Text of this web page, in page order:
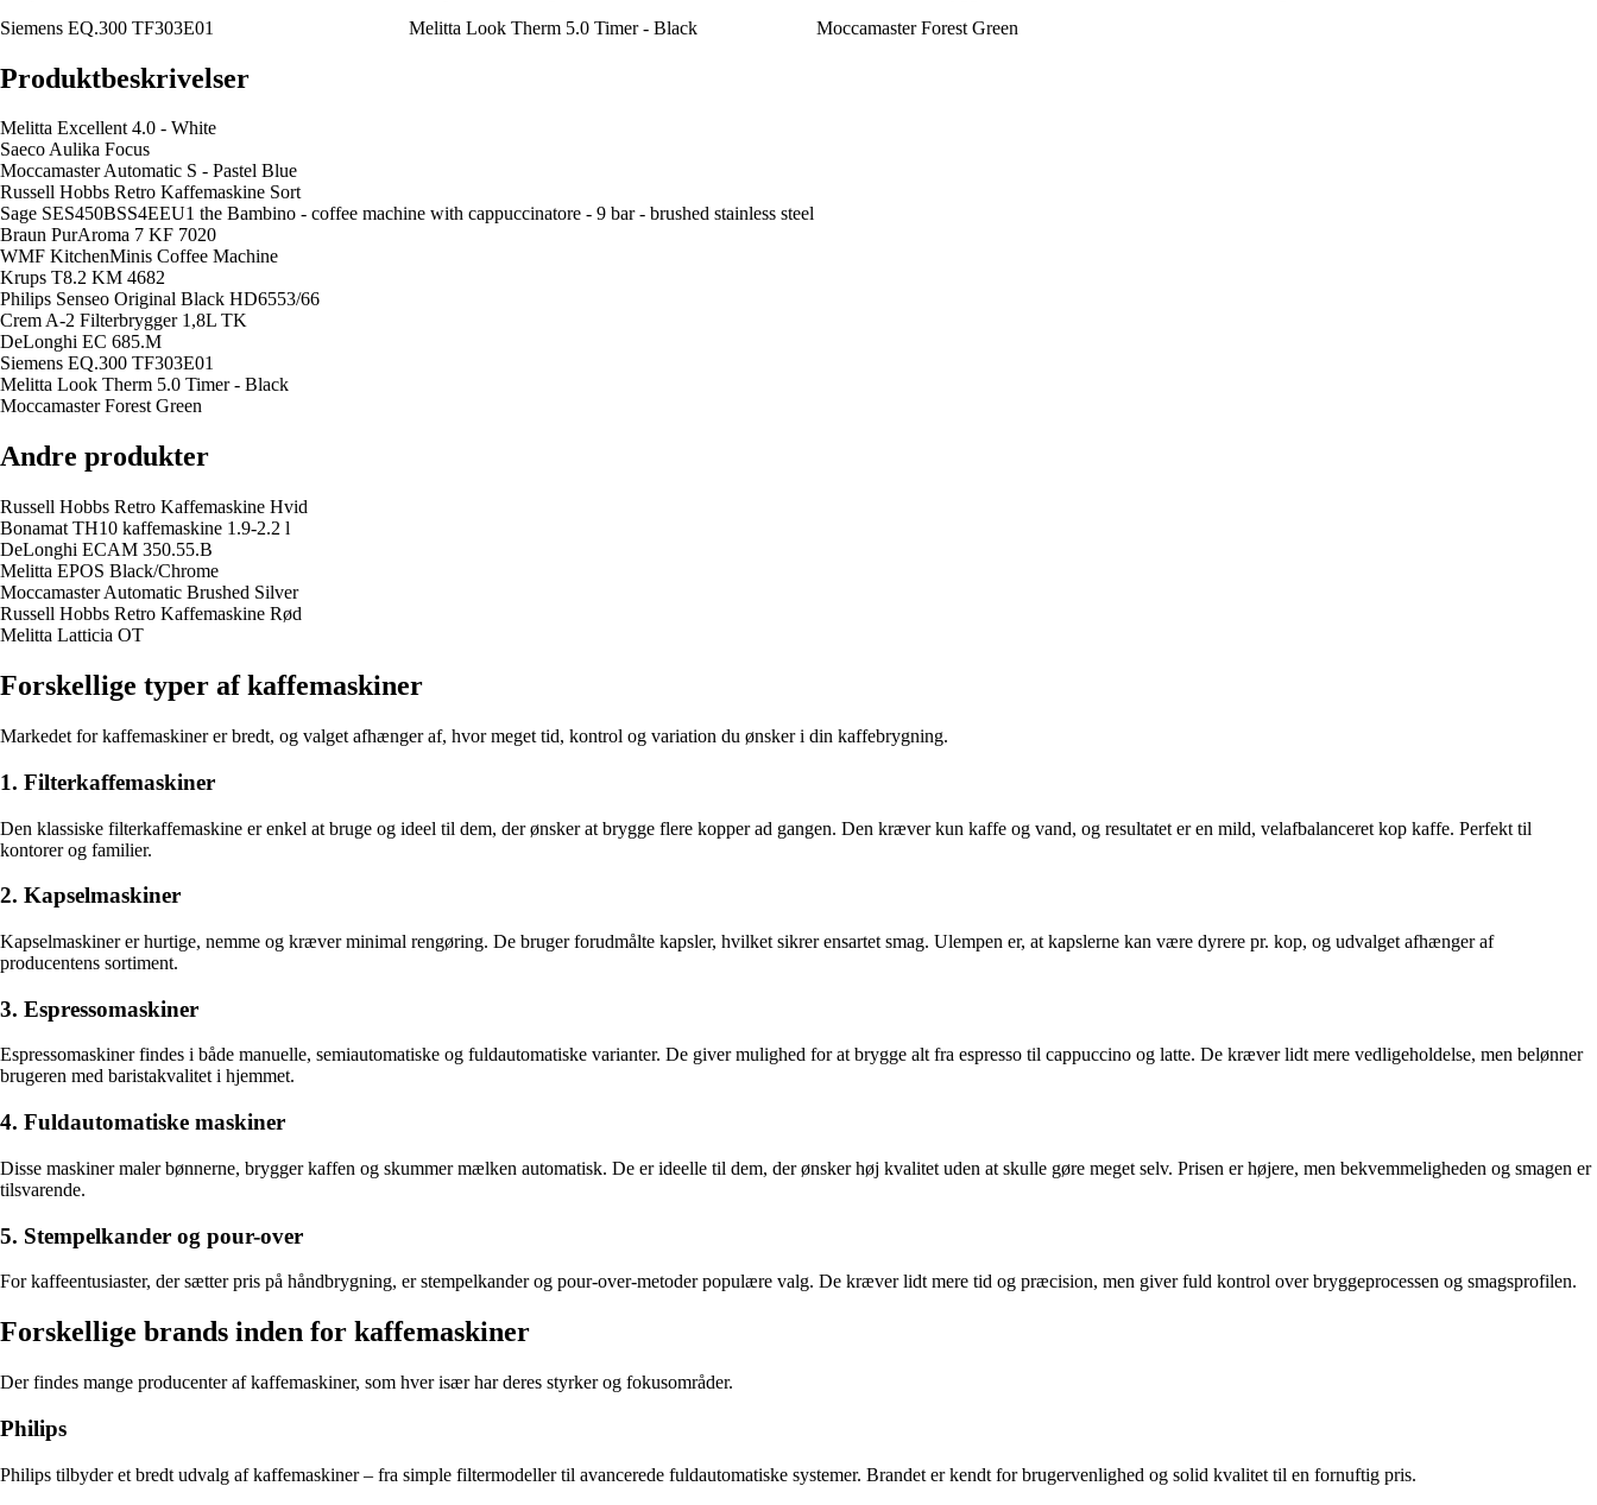
Siemens EQ.300 TF303E01
Melitta Look Therm 5.0 Timer - Black Moccamaster Forest Green
Produktbeskrivelser
Melitta Excellent 4.0 - White
Saeco Aulika Focus
Moccamaster Automatic S - Pastel Blue
Russell Hobbs Retro Kaffemaskine Sort
Sage SES450BSS4EEU1 the Bambino - coffee machine with cappuccinatore - 9 bar - brushed stainless steel
Braun PurAroma 7 KF 7020
WMF KitchenMinis Coffee Machine
Krups T8.2 KM 4682
Philips Senseo Original Black HD6553/66
Crem A-2 Filterbrygger 1,8L TK
DeLonghi EC 685.M
Siemens EQ.300 TF303E01
Melitta Look Therm 5.0 Timer - Black
Moccamaster Forest Green
Andre produkter
Russell Hobbs Retro Kaffemaskine Hvid
Bonamat TH10 kaffemaskine 1.9-2.2 l
DeLonghi ECAM 350.55.B
Melitta EPOS Black/Chrome
Moccamaster Automatic Brushed Silver
Russell Hobbs Retro Kaffemaskine Rød
Melitta Latticia OT
Forskellige typer af kaffemaskiner
Markedet for kaffemaskiner er bredt, og valget afhænger af, hvor meget tid, kontrol og variation du ønsker i din kaffebrygning.
1. Filterkaffemaskiner
Den klassiske filterkaffemaskine er enkel at bruge og ideel til dem, der ønsker at brygge flere kopper ad gangen. Den kræver kun kaffe og vand, og resultatet er en mild, velafbalanceret kop kaffe. Perfekt til
kontorer og familier.
2. Kapselmaskiner
Kapselmaskiner er hurtige, nemme og kræver minimal rengøring. De bruger forudmålte kapsler, hvilket sikrer ensartet smag. Ulempen er, at kapslerne kan være dyrere pr. kop, og udvalget afhænger af
producentens sortiment.
3. Espressomaskiner
Espressomaskiner findes i både manuelle, semiautomatiske og fuldautomatiske varianter. De giver mulighed for at brygge alt fra espresso til cappuccino og latte. De kræver lidt mere vedligeholdelse, men belønner
brugeren med baristakvalitet i hjemmet.
4. Fuldautomatiske maskiner
Disse maskiner maler bønnerne, brygger kaffen og skummer mælken automatisk. De er ideelle til dem, der ønsker høj kvalitet uden at skulle gøre meget selv. Prisen er højere, men bekvemmeligheden og smagen er
tilsvarende.
5. Stempelkander og pour-over
For kaffeentusiaster, der sætter pris på håndbrygning, er stempelkander og pour-over-metoder populære valg. De kræver lidt mere tid og præcision, men giver fuld kontrol over bryggeprocessen og smagsprofilen.
Forskellige brands inden for kaffemaskiner
Der findes mange producenter af kaffemaskiner, som hver især har deres styrker og fokusområder.
Philips
Philips tilbyder et bredt udvalg af kaffemaskiner – fra simple filtermodeller til avancerede fuldautomatiske systemer. Brandet er kendt for brugervenlighed og solid kvalitet til en fornuftig pris.